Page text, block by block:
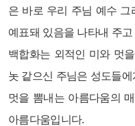
은 바로 우리 주님 예수 그
예표돼 있음을 나타내 주
백합화는 외적인 미와 멋
놋 같으신 주님은 성도들
멋을 뽐내는 아름다움의
아름다움입니다.